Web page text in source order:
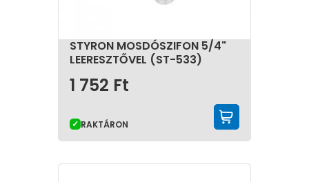
STYRON MOSDÓSZIFON 5/4"
LEERESZTŐVEL (ST-533)
1 752 Ft
RAKTÁRON